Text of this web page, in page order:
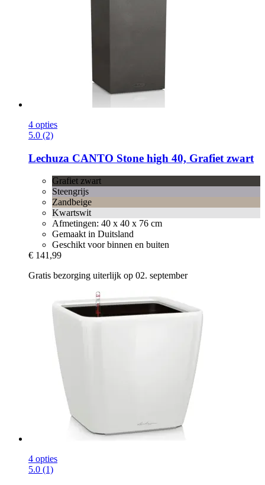
4 opties
5.0 (2)
Lechuza CANTO Stone high 40, Grafiet zwart
Grafiet zwart
Steengrijs
Zandbeige
Kwartswit
Afmetingen: 40 x 40 x 76 cm
Gemaakt in Duitsland
Geschikt voor binnen en buiten
€ 141,99
Gratis bezorging uiterlijk op 02. september
4 opties
5.0 (1)